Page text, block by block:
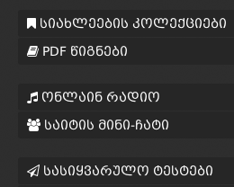
სიახლეების კოლექციები
PDF წიგნები
ონლაინ რადიო
საიტის მინი-ჩატი
სასიყვარულო ტესტები